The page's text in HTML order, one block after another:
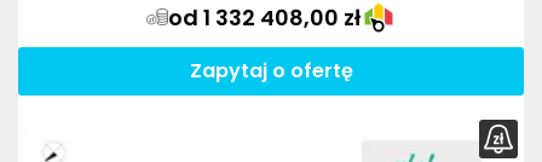
od 1 332 408,00 zł
Zapytaj o ofertę